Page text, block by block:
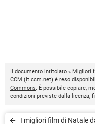
Il documento intitolato « Migliori
CCM (it.ccm.net) è reso
Commons. È possibile copiare,
condizioni previste dalla licenza,
I migliori film di Natale